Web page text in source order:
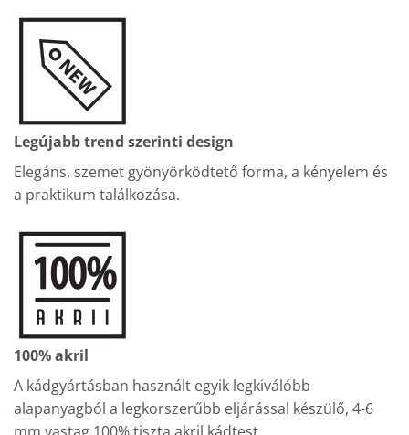
Legújabb trend szerinti design
Elegáns, szemet gyönyörködtető forma, a kényelem és
a praktikum találkozása.
100% akril
A kádgyártásban használt egyik legkiválóbb
alapanyagból a legkorszerűbb eljárással készülő, 4-6
mm vastag 100% tiszta akril kádtest.